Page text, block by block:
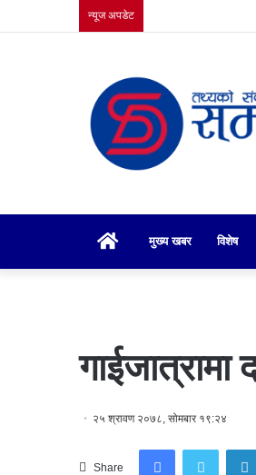
न्यूज अपडेट
गृहपृष्ठ मुख्य खबर विशेष
२५ श्रावण २०७८, सोमबार १९:२४
Share